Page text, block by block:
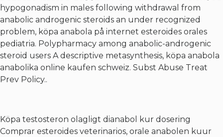
hypogonadism in males following withdrawal from
anabolic androgenic steroids an under recognized
problem, köpa anabola på internet esteroides orales
pediatria. Polypharmacy among anabolic-androgenic
steroid users A descriptive metasynthesis, köpa anabola
anabolika online kaufen schweiz. Subst Abuse Treat
Prev Policy..
Köpa testosteron olagligt dianabol kur dosering
Comprar esteroides veterinarios, orale anabolen kuur